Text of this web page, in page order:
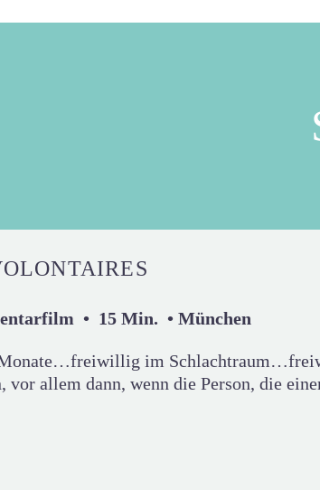
• 15 Min. • München
im
vor allem dann, wenn die Person, die